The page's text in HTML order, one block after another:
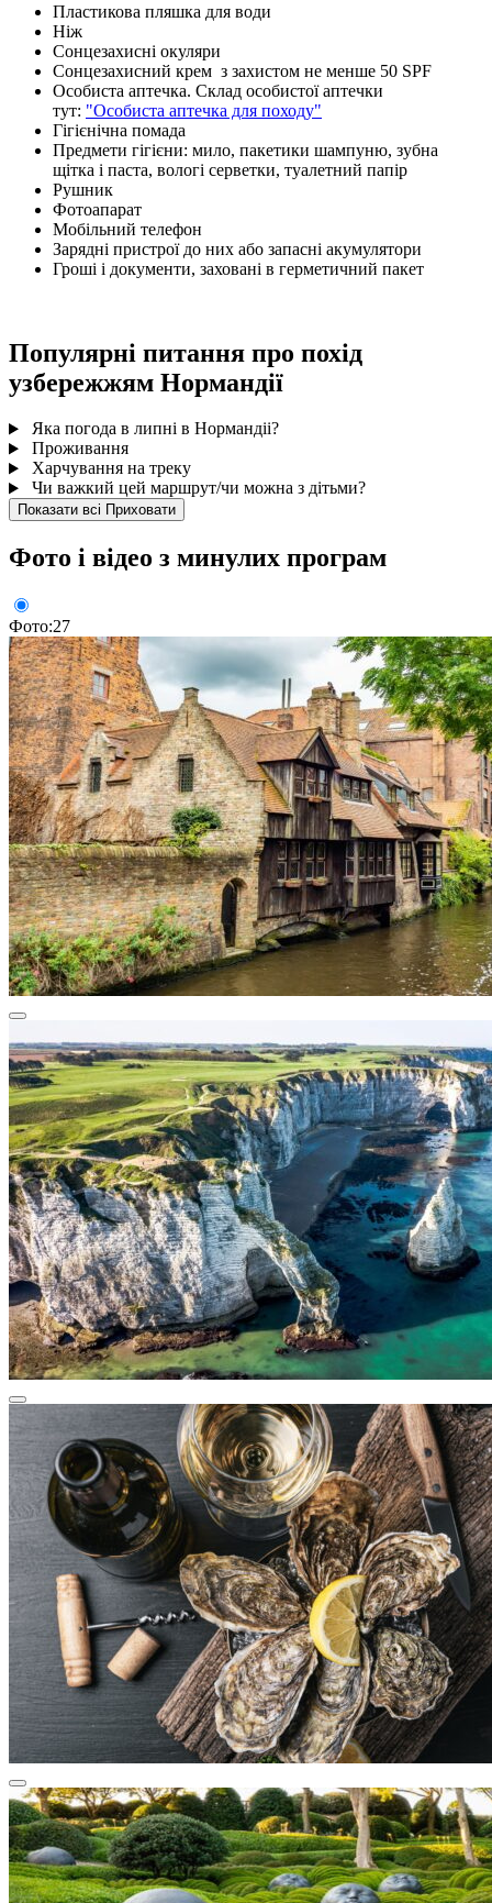
Пластикова пляшка для води
Ніж
Сонцезахисні окуляри
Сонцезахисний крем з захистом не менше 50 SPF
Особиста аптечка. Склад особистої аптечки
тут: "Особиста аптечка для походу"
Гігієнічна помада
Предмети гігієни: мило, пакетики шампуню, зубна
щітка і паста, вологі серветки, туалетний папір
Рушник
Фотоапарат
Мобільний телефон
Зарядні пристрої до них або запасні акумулятори
Гроші і документи, заховані в герметичний пакет
Популярні питання про похід
узбережжям Нормандії
Яка погода в липні в Нормандіі?
Проживання
Харчування на треку
Чи важкий цей маршрут/чи можна з дітьми?
Показати всі Приховати
Фото і відео з минулих програм
Фото:27